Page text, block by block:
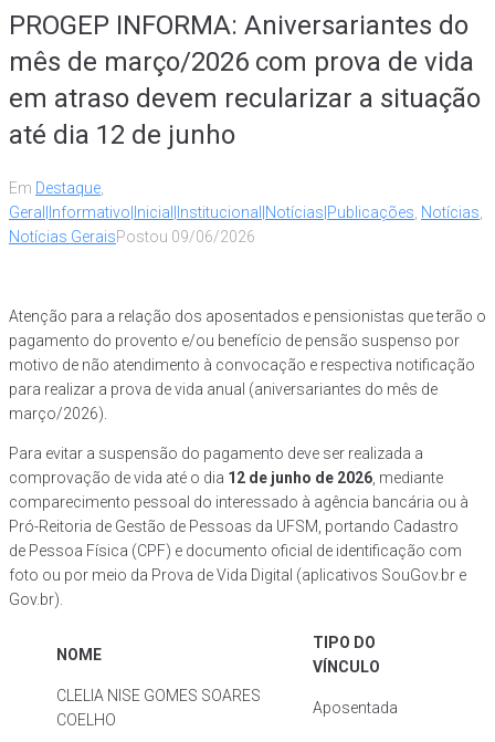
PROGEP INFORMA: Aniversariantes do
mês de março/2026 com prova de vida
em atraso devem recularizar a situação
até dia 12 de junho
Em Destaque
Geral|Informativo|Inicial|Institucional|Notícias|Publicações Notícias
Notícias GeraisPostou 09/06/2026
Atenção para a relação dos aposentados e pensionistas que terão o
pagamento do provento e/ou benefício de pensão suspenso por
motivo de não atendimento à convocação e respectiva notificação
para realizar a prova de vida anual (aniversariantes do mês de
março/2026).
Para evitar a suspensão do pagamento deve ser realizada a
comprovação de vida até o dia 12 de junho de 2026 , mediante
comparecimento pessoal do interessado à agência bancária ou à
Pró-Reitoria de Gestão de Pessoas da UFSM, portando Cadastro
de Pessoa Física (CPF) e documento oficial de identificação com
foto ou por meio da Prova de Vida Digital (aplicativos SouGov.br e
Gov.br).
NOME
TIPO DO
VÍNCULO
CLELIA NISE GOMES SOARES
COELHO
Aposentada